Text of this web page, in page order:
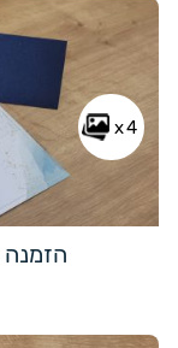
x4
הזמנה